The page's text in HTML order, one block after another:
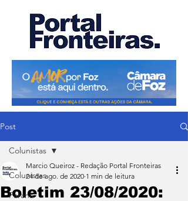
Post
Colunistas
Paraná
Colunistas
Boletim 23/08/2020:
Marcio Queiroz - Redação Portal Fronteiras
24 de ago. de 2020 1 min de leitura